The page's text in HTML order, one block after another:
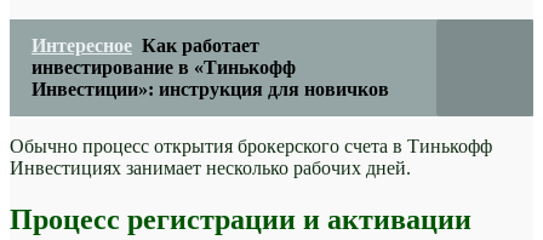
Интересное Как работает
инвестирование в «Тинькофф
Инвестиции»: инструкция для новичков
Обычно процесс открытия брокерского счета в Тинькофф
Инвестициях занимает несколько рабочих дней.
Процесс регистрации и активации